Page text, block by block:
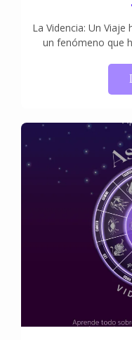
La Videncia: Un
un fenómeno que